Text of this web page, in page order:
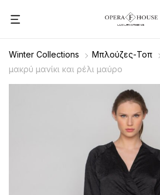
Winter Collections Μπλούζες-Τοπ
μακρύ μανίκι και ρέλι μαύρο